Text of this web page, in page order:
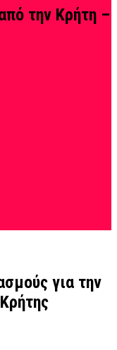
την Κρήτη –
για την